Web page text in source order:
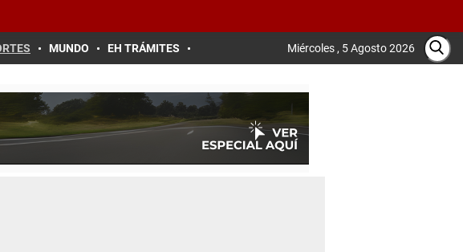
MUNDO EH TRÁMITES Miércoles , 5 Agosto 2026